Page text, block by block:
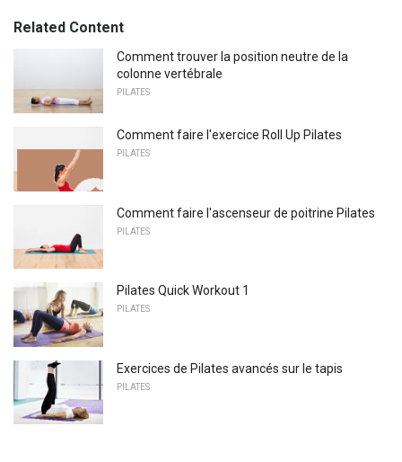
Related Content
Comment trouver la position neutre de la
colonne vertébrale
PILATES
Comment faire l'exercice Roll Up Pilates
PILATES
Comment faire l'ascenseur de poitrine Pilates
PILATES
Pilates Quick Workout 1
PILATES
Exercices de Pilates avancés sur le tapis
PILATES